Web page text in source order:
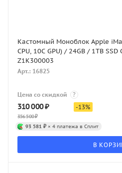
Кастомный Моноблок Apple iMac 24 Retina 4,5K
CPU, 10C GPU) / 24GB / 1TB
Z1K300003
Арт.: 16825
Цена со скидкой ?
310 000₽
356 500₽
-13%
93 581 ₽ × 4 платежа в Сплит
В